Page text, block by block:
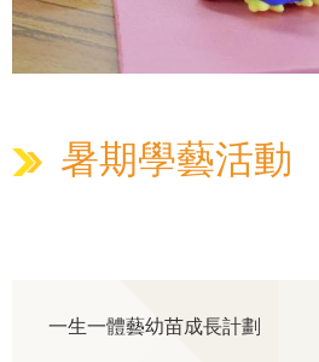
暑期學藝活動
navigation
一生一體藝幼苗成長計劃